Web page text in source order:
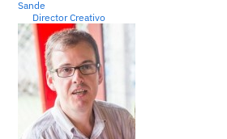
Sande
Director Creativo